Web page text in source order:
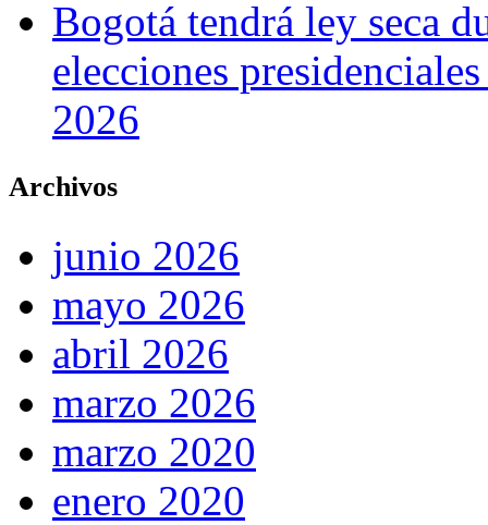
Bogotá tendrá ley seca
elecciones
2026
Archivos
junio 2026
mayo 2026
abril 2026
marzo 2026
marzo 2020
enero 2020